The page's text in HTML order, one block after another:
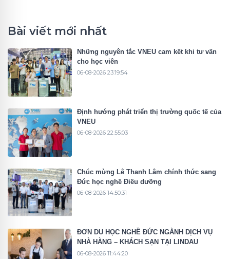
Bài viết mới nhất
Những nguyên tắc VNEU cam kết khi tư vấn
cho học viên
06-08-2026 23:19:54
Định hướng phát triển thị trường quốc tế của
VNEU
06-08-2026 22:55:03
Chúc mừng Lê Thanh Lâm chính thức sang
Đức học nghề Điều dưỡng
06-08-2026 14:50:31
ĐƠN DU HỌC NGHỀ ĐỨC NGÀNH DỊCH VỤ
NHÀ HÀNG – KHÁCH SẠN TẠI LINDAU
06-08-2026 11:44:20